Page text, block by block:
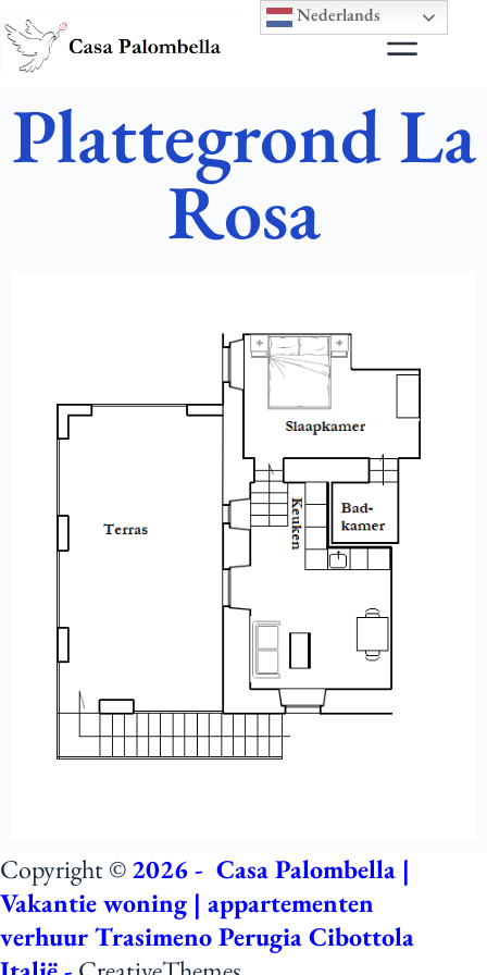
Plattegrond La
Rosa
Copyright ©2026 - Casa Palombella |
Vakantie woning | appartementen
verhuur Trasimeno Perugia Cibottola
Nederlands